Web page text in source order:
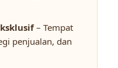
– Tempat
penjualan, dan